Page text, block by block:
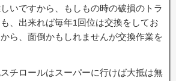
いですから、もしもの時の破損のトラ
、出来れば毎年1回位は交換をしてお
ら、面倒かもしれませんが交換作業を
チロールはスーパーに行けば大抵は無